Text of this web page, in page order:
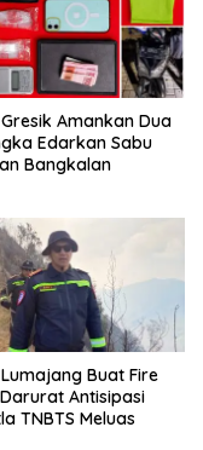
Amankan Dua
Edarkan Sabu
Bangkalan
Buat Fire
Antisipasi
TNBTS Meluas